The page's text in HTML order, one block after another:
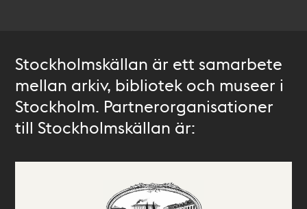
Stockholmskällan är ett samarbete
mellan arkiv, bibliotek och museer i
Stockholm. Partnerorganisationer
till Stockholmskällan är: